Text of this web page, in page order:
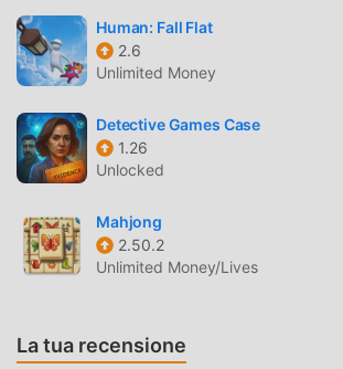
곤 22.3.0. Allo stesso tempo, moddroid ha
appositamente una piattaforma per gli
puzzle, consentendoti di comunicare e
aspettando, unisciti a moddroid e goditi il
tutti i partner globali felici
Come i giochi tradizionali puzzle, 퍼즐앤
artistico unico e la grafica, le mappe e i
22.3.0 ha adottato un motore virtuale
Human: Fall Flat
2.6
Unlimited Money
Detective Games Case
1.26
Unlocked
Mahjong
2.50.2
Unlimited Money/Lives
La tua recensione